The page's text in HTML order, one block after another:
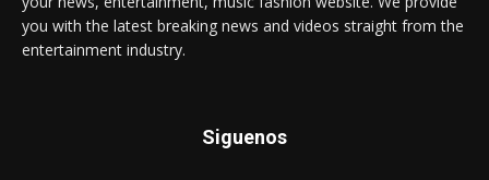
you with the latest breaking news and videos straight from the
entertainment industry.
Siguenos